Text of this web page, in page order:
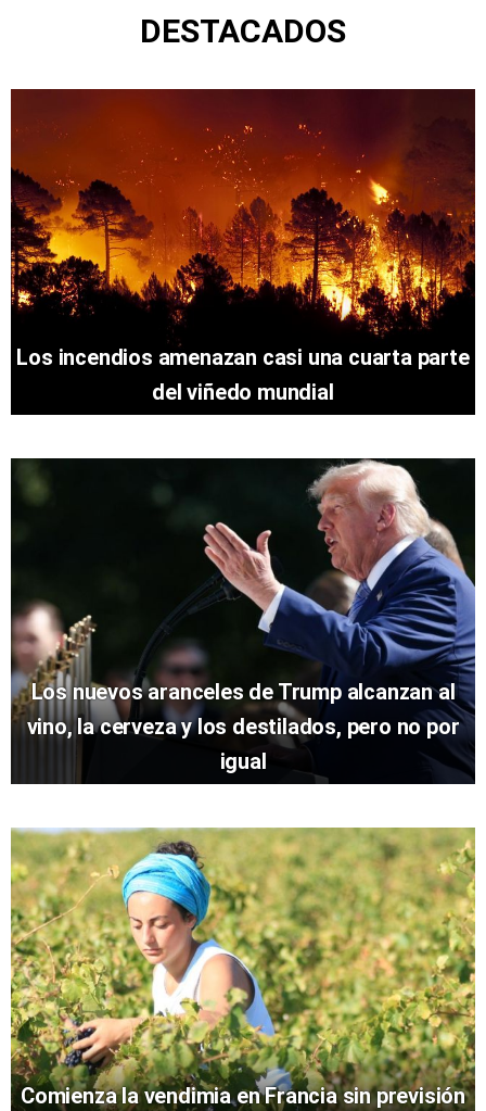
DESTACADOS
Los incendios amenazan casi una cuarta parte
del viñedo mundial
Los nuevos aranceles de Trump alcanzan al
vino, la cerveza y los destilados, pero no por
igual
Comienza la vendimia en Francia sin previsión